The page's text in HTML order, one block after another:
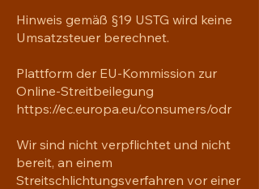
Hinweis gemäß §19 USTG wird keine
Umsatzsteuer berechnet.
Plattform der EU-Kommission zur
Online-Streitbeilegung
https://ec.europa.eu/consumers/odr
Wir sind nicht verpflichtet und nicht
bereit, an einem
Streitschlichtungsverfahren vor einer